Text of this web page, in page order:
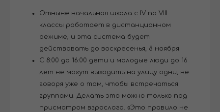
Отныне начальная школа с IV по VIII
классы работает в дистанционном
режиме, и эта система будет
действовать до воскресенья, 8 ноября.
С 8:00 до 16:00 дети и молодые люди до 16
лет не могут выходить на улицу одни, не
говоря уже о том, чтобы встречаться
группами. Делать это можно только под
присмотром взрослого. «Это правило не